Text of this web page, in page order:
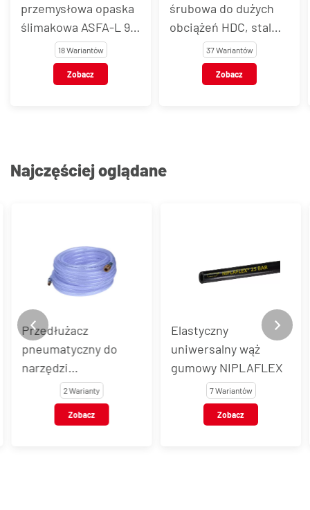
przemysłowa opaska
ślimakowa ASFA-L 9
mm, stal węglowa
18 Wariantów
Zobacz
śrubowa do dużych
obciążeń HDC, stal
węglowa37 Wariantów
Zobacz
Najczęściej oglądane
Przedłużacz
pneumatyczny do
narzędzi
pneumatycznych
WTZ-P
2 Warianty
Zobacz
Elastyczny
uniwersalny wąż
gumowy NIPLAFLEX
7 Wariantów
Zobacz